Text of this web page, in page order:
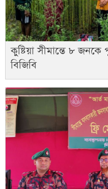
কুষ্টিয়া সীমান্তে ৮
বিজিবি